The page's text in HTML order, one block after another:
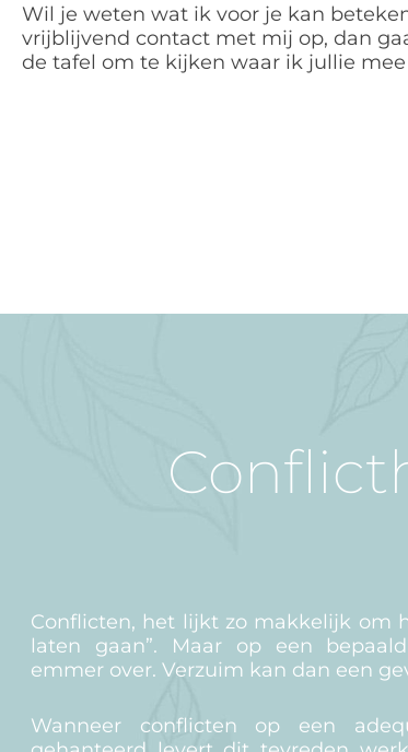
Wil je weten wat ik voor je kan
vrijblijvend contact met mij op, dan
de tafel om te kijken waar ik jullie
Conflicten, het lijkt zo makkelijk om
laten gaan”. Maar op een
emmer over. Verzuim kan dan een
Wanneer conflicten op een